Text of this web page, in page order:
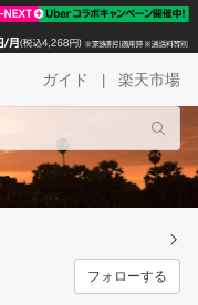
ガイド 楽天市場
フォローする